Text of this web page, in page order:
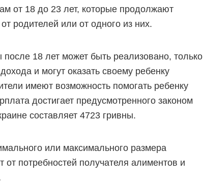
от 18 до 23 лет, которые продолжают
родителей или от одного из них.
18 лет может быть реализовано, только
и могут оказать своему ребенку
имеют возможность помогать ребенку
достигает предусмотренного законом
составляет 4723 гривны.
или максимального размера
от потребностей получателя алиментов и